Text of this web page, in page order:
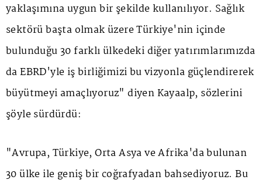
yaklaşımına uygun bir şekilde kullanılıyor. Sağlık
sektörü başta olmak üzere Türkiye'nin içinde
bulunduğu 30 farklı ülkedeki diğer yatırımlarımızda
da EBRD'yle iş birliğimizi bu vizyonla güçlendirerek
büyütmeyi amaçlıyoruz" diyen Kayaalp, sözlerini
şöyle sürdürdü:
"Avrupa, Türkiye, Orta Asya ve Afrika'da bulunan
30 ülke ile geniş bir coğrafyadan bahsediyoruz. Bu